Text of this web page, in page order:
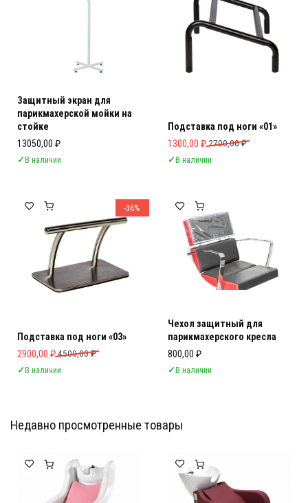
Защитный экран для
парикмахерской мойки на
стойке
13050,00 ₽
✓В наличии
Подставка под ноги «01»
2700,00₽
Первоначальная цена
1300,00 ₽
Текущая цена: 1300,00 ₽.
✓В наличии
-36%
Подставка под ноги «03»
4500,00₽
Первоначальная цена составляла 4500,00 ₽.
2900,00 ₽
Текущая цена: 2900,00 ₽.
✓В наличии
Чехол защитный для
парикмахерского кресла
800,00 ₽
✓В наличии
Недавно просмотренные товары